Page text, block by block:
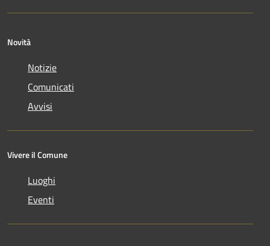
Novità
Notizie
Comunicati
Avvisi
Vivere il Comune
Luoghi
Eventi